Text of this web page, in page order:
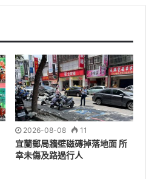
2026-08-08 11
宜蘭郵局牆壁磁磚掉落地面 所
幸未傷及路過行人